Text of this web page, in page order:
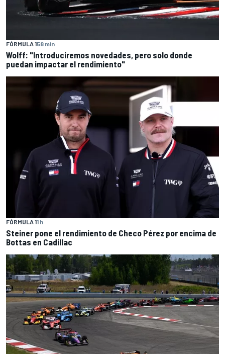
FÓRMULA 158 min
Wolff: "Introduciremos novedades, pero solo donde
puedan impactar el rendimiento"
FÓRMULA 11 h
Steiner pone el rendimiento de Checo Pérez por encima de
Bottas en Cadillac